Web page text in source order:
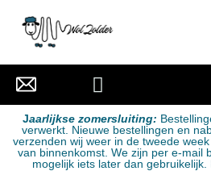
Jaarlijkse zomersluiting:
verwerkt. Nieuwe bestellingen en
verzenden wij weer in de tweede
van binnenkomst. We zijn per e-mail
mogelijk iets later dan